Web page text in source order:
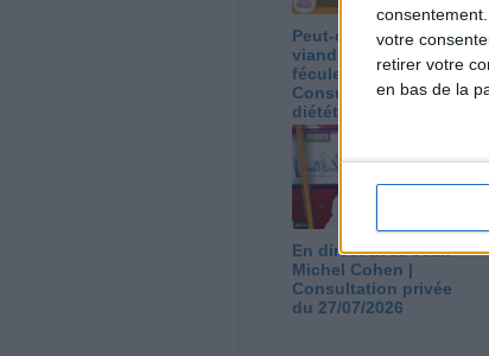
consentement.
votre
retirer votre
en bas de la
Peut-on remplacer la
viande par des
féculents ?
Consultation
diététique du
05/08/2026
En direct avec Jean-
Michel Cohen |
Consultation privée
du 27/07/2026